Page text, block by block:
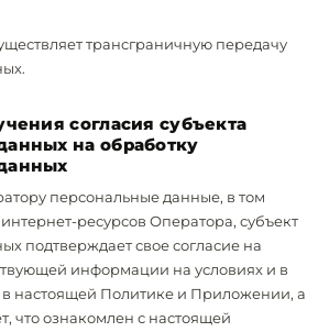
трансграничную передачу
согласия субъекта
на обработку
персональные данные, в том
ресурсов Оператора, субъект
подтверждает свое согласие на
информации на условиях и в
настоящей Политике и Приложении, а
что ознакомлен с настоящей